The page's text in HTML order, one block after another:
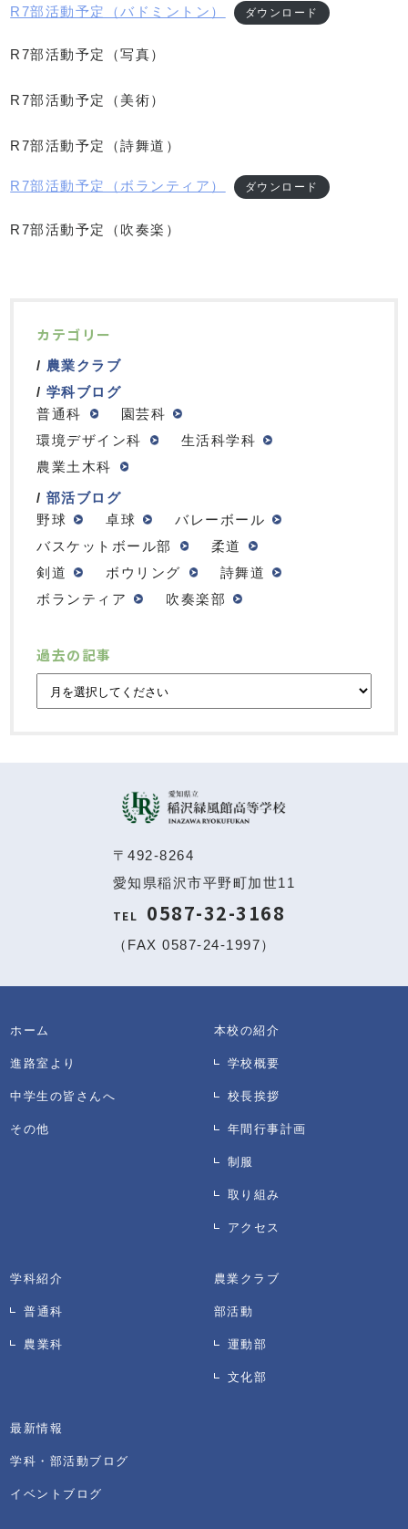
R7部活動予定（バドミントン） ダウンロード
R7部活動予定（写真）
R7部活動予定（美術）
R7部活動予定（詩舞道）
R7部活動予定（ボランティア） ダウンロード
R7部活動予定（吹奏楽）
カテゴリー
農業クラブ
学科ブログ
普通科
園芸科
環境デザイン科
生活科学科
農業土木科
部活ブログ
野球
卓球
バレーボール
バスケットボール部
柔道
剣道
ボウリング
詩舞道
ボランティア
吹奏楽部
過去の記事
〒492-8264
愛知県稲沢市平野町加世11
TEL 0587-32-3168
（FAX 0587-24-1997）
ホーム
進路室より
中学生の皆さんへ
その他
本校の紹介
学校概要
校長挨拶
年間行事計画
制服
取り組み
アクセス
学科紹介
普通科
農業科
農業クラブ
部活動
運動部
文化部
最新情報
学科・部活動ブログ
イベントブログ